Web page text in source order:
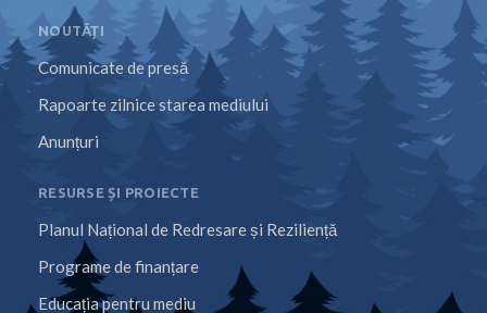
NOUTĂȚI
Comunicate de presă
Rapoarte zilnice starea mediului
Anunțuri
RESURSE ȘI PROIECTE
Planul Național de Redresare și Reziliență
Programe de finanțare
Educația pentru mediu